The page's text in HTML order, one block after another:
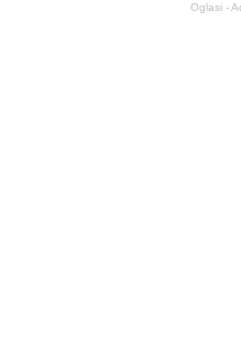
Oglasi -